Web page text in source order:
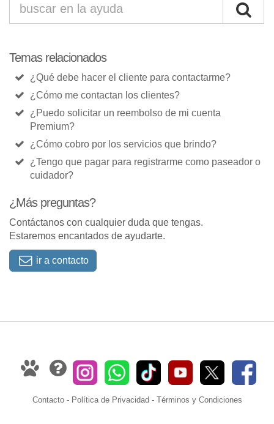
Temas relacionados
¿Qué debe hacer el cliente para contactarme?
¿Cómo me contactan los clientes?
¿Puedo solicitar un reembolso de mi cuenta
Premium?
¿Cómo cobro por los servicios que brindo?
¿Tengo que pagar para registrarme como paseador o
cuidador?
¿Más preguntas?
Contáctanos con cualquier duda que tengas.
Estaremos encantados de ayudarte.
ir a contacto
Contacto- Política de Privacidad - Términos y Condiciones